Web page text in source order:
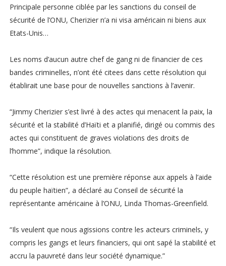
Principale personne ciblée par les sanctions du conseil de
sécurité de l’ONU, Cherizier n’a ni visa américain ni biens aux
Etats-Unis…
Les noms d’aucun autre chef de gang ni de financier de ces
bandes criminelles, n’ont été citees dans cette résolution qui
établirait une base pour de nouvelles sanctions à l’avenir.
“Jimmy Cherizier s’est livré à des actes qui menacent la paix, la
sécurité et la stabilité d’Haïti et a planifié, dirigé ou commis des
actes qui constituent de graves violations des droits de
l’homme”, indique la résolution.
“Cette résolution est une première réponse aux appels à l’aide
du peuple haïtien”, a déclaré au Conseil de sécurité la
représentante américaine à l’ONU, Linda Thomas-Greenfield.
“Ils veulent que nous agissions contre les acteurs criminels, y
compris les gangs et leurs financiers, qui ont sapé la stabilité et
accru la pauvreté dans leur société dynamique.”